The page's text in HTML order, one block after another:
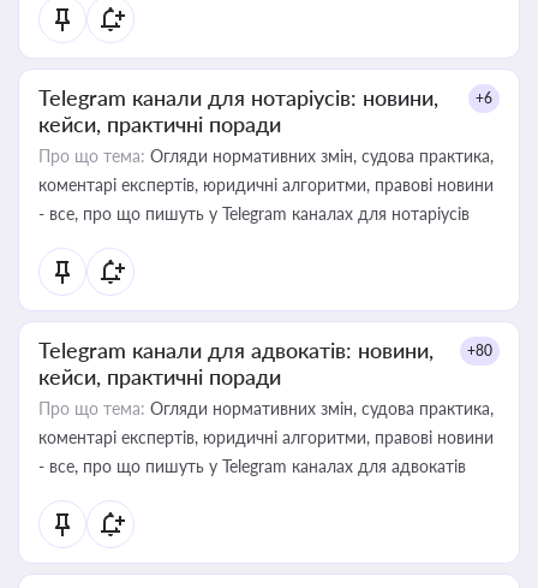
Telegram канали для нотаріусів: новини,
кейси, практичні поради
+6
Про що тема: Огляди нормативних змін, судова практика,
коментарі експертів, юридичні алгоритми, правові новини
- все, про що пишуть у Telegram каналах для нотаріусів
Telegram канали для адвокатів: новини,
кейси, практичні поради
+80
Про що тема: Огляди нормативних змін, судова практика,
коментарі експертів, юридичні алгоритми, правові новини
- все, про що пишуть у Telegram каналах для адвокатів